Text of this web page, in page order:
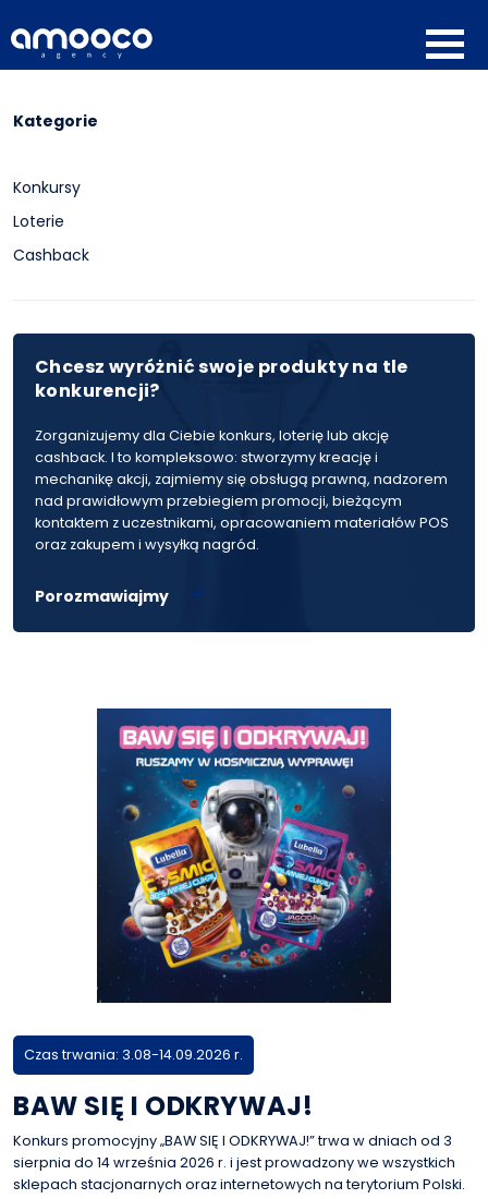
Kategorie
Konkursy
Loterie
Cashback
Chcesz wyróżnić swoje produkty na tle
konkurencji?
Zorganizujemy dla Ciebie konkurs, loterię lub akcję
cashback. I to kompleksowo: stworzymy kreację i
mechanikę akcji, zajmiemy się obsługą prawną, nadzorem
nad prawidłowym przebiegiem promocji, bieżącym
kontaktem z uczestnikami, opracowaniem materiałów POS
oraz zakupem i wysyłką nagród.
Porozmawiajmy
Czas trwania: 3.08-14.09.2026 r.
BAW SIĘ I ODKRYWAJ!
Konkurs promocyjny „BAW SIĘ I ODKRYWAJ!” trwa w dniach od 3
sierpnia do 14 września 2026 r. i jest prowadzony we wszystkich
sklepach stacjonarnych oraz internetowych na terytorium Polski.